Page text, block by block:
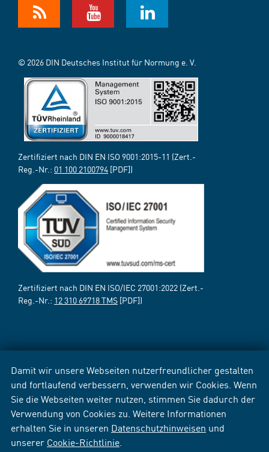
Damit wir unsere Webseiten nutzerfreundlicher gestalten
und fortlaufend verbessern, verwenden wir Cookies. Wenn
Sie die Webseiten weiter nutzen, stimmen Sie dadurch der
Verwendung von Cookies zu. Weitere Informationen
erhalten Sie in unseren Datenschutzhinweisen und
unserer Cookie-Richtlinie
© 2026 DIN Deutsches Institut für Normung e. V.
Zertifiziert nach DIN EN ISO 9001:2015-11 (Zert.-
Reg.-Nr.: 01 100 2100794 [PDF])
Zertifiziert nach DIN EN ISO/IEC 27001:2022 (Zert.-
Reg.-Nr.: 12 310 69718 TMS [PDF])